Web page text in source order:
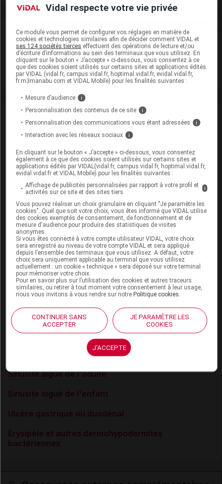
Rein
Adaptation de posologie
Toxicité rénale
VIDAL Recos
Angine
Antibiotiques, antiviraux (traitement par)
Cystite aiguë de la femme
Endocardite infectieuse : prophylaxie
Endocardite infectieuse : traitement
Infections ostéoarticulaires bactériennes
Infections respiratoires basses de l'enfant
Infections urinaires masculines
Lyme (maladie de)
Otite moyenne aiguë de l'enfant
Pneumonie aiguë communautaire de l'adulte
Pyélonéphrite aiguë de la femme
Sinusite aiguë de l'adulte
Sinusite aiguë de l'enfant
Ulcère gastrique ou duodénal
Érysipèle et autres dermohypodermites
bactériennes
Vidal respecte votre vie privée
Ce module vous permet de configurer vos réglages en matière de
cookies et technologies similaires afin de décider comment VIDAL et
ses 124 sociétés tierces effectuent des opérations de lecture et/ou
d’écriture d’informations au sein des terminaux que vous utilisez. En
cliquant sur le bouton « J’accepte » ci-dessous, vous consentez à ce
que des cookies soient utilisés sur certains sites et applications édités
par VIDAL (vidal.fr, campus.vidal.fr, hoptimal.vidal.fr, evidal.vidal.fr,
fr.m3manabu.com et VIDAL Mobile) pour les finalités suivantes :
Mesure d’audience i
Personnalisation des contenus de ce site i
Personnalisation des communications vous étant adressées i
Interaction avec les réseaux sociaux i
En cliquant sur le bouton « J’accepte » ci-dessous, vous consentez
également à ce que des cookies soient utilisés sur certains sites et
applications édités par VIDAL(vidal.fr, campus.vidal.fr, hoptimal.vidal.fr,
evidal.vidal.fr et VIDAL Mobile) pour les finalités suivantes :
Affichage de publicités personnalisées par rapport à votre profil et
activités sur ce site et des sites tiers
i
Vous pouvez réaliser un choix granulaire en cliquant "Je paramètre les
cookies". Quel que soit votre choix, vous êtes informé que VIDAL utilise
des cookies exemptés de consentement, de fonctionnement et de
mesure d'audience pour produire des statistiques de visites
anonymes.
Si vous êtes connecté à votre compte utilisateur VIDAL, votre choix
sera enregistré au niveau de votre compte VIDAL et sera appliqué
depuis l’ensemble des terminaux que vous utilisez. A défaut, votre
choix sera uniquement applicable au terminal que vous utilisez
actuellement : un cookie « technique » sera déposé sur votre terminal
pour mémoriser votre choix.
Pour en savoir plus sur l’utilisation des cookies et autres traceurs
similaires, ou retirer à tout moment votre consentement à leur usage,
nous vous invitons à vous rendre sur notrePolitique cookies
CONTINUER SANS
ACCEPTER
JE PARAMÈTRE LES
COOKIES
J'ACCEPTE